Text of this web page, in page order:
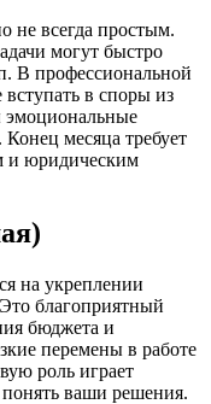
не всегда простым.
могут быстро
В профессиональной
в споры из
Конец месяца требует
и юридическим
на укреплении
благоприятный
бюджета и
перемены в работе
роль играет
понять ваши решения.